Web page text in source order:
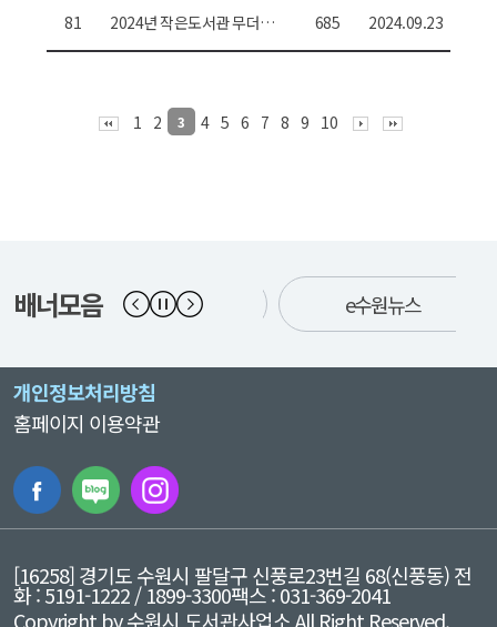
81
2024년 작은도서관 무더위·
혹한기 쉼터운영 지원사업
685 2024.09.23
1 2 3 4 5 6 7 8 9 10
배너모음 수원시청 e수원뉴스
개인정보처리방침
홈페이지 이용약관
[16258] 경기도 수원시 팔달구 신풍로23번길 68(신풍동)전
화 : 5191-1222 / 1899-3300팩스 : 031-369-2041
Copyright by 수원시 도서관사업소 All Right Reserved.